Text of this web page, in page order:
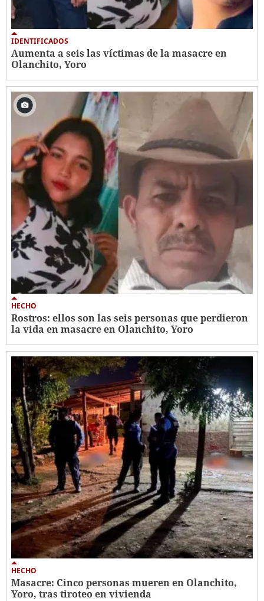
IDENTIFICADOS
Aumenta a seis las víctimas de la masacre en
Olanchito, Yoro
HECHO
Rostros: ellos son las seis personas que perdieron
la vida en masacre en Olanchito, Yoro
HECHO
Masacre: Cinco personas mueren en Olanchito,
Yoro, tras tiroteo en vivienda